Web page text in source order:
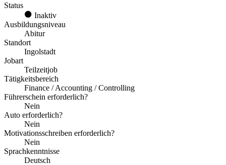
Status
Inaktiv
Ausbildungsniveau
Abitur
Standort
Ingolstadt
Jobart
Teilzeitjob
Tätigkeitsbereich
Finance / Accounting / Controlling
Führerschein erforderlich?
Nein
Auto erforderlich?
Nein
Motivationsschreiben erforderlich?
Nein
Sprachkenntnisse
Deutsch